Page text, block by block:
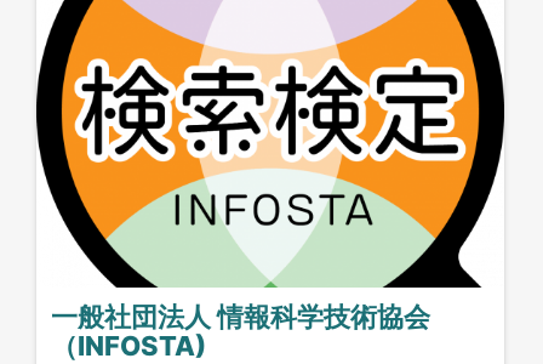
一般社団法人 情報科学技術協会
（INFOSTA)